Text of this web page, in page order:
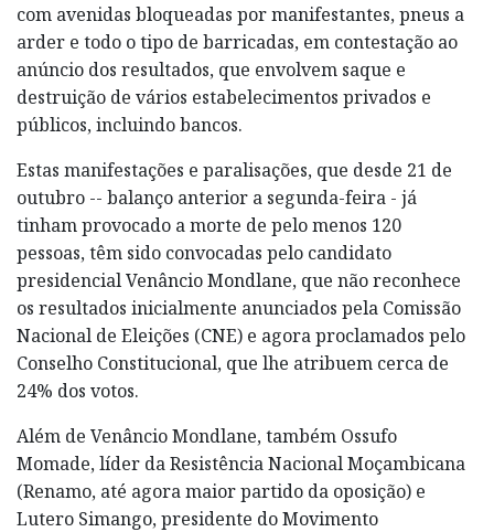
com avenidas bloqueadas por manifestantes, pneus a
arder e todo o tipo de barricadas, em contestação ao
anúncio dos resultados, que envolvem saque e
destruição de vários estabelecimentos privados e
públicos, incluindo bancos.
Estas manifestações e paralisações, que desde 21 de
outubro -- balanço anterior a segunda-feira - já
tinham provocado a morte de pelo menos 120
pessoas, têm sido convocadas pelo candidato
presidencial Venâncio Mondlane, que não reconhece
os resultados inicialmente anunciados pela Comissão
Nacional de Eleições (CNE) e agora proclamados pelo
Conselho Constitucional, que lhe atribuem cerca de
24% dos votos.
Além de Venâncio Mondlane, também Ossufo
Momade, líder da Resistência Nacional Moçambicana
(Renamo, até agora maior partido da oposição) e
Lutero Simango, presidente do Movimento